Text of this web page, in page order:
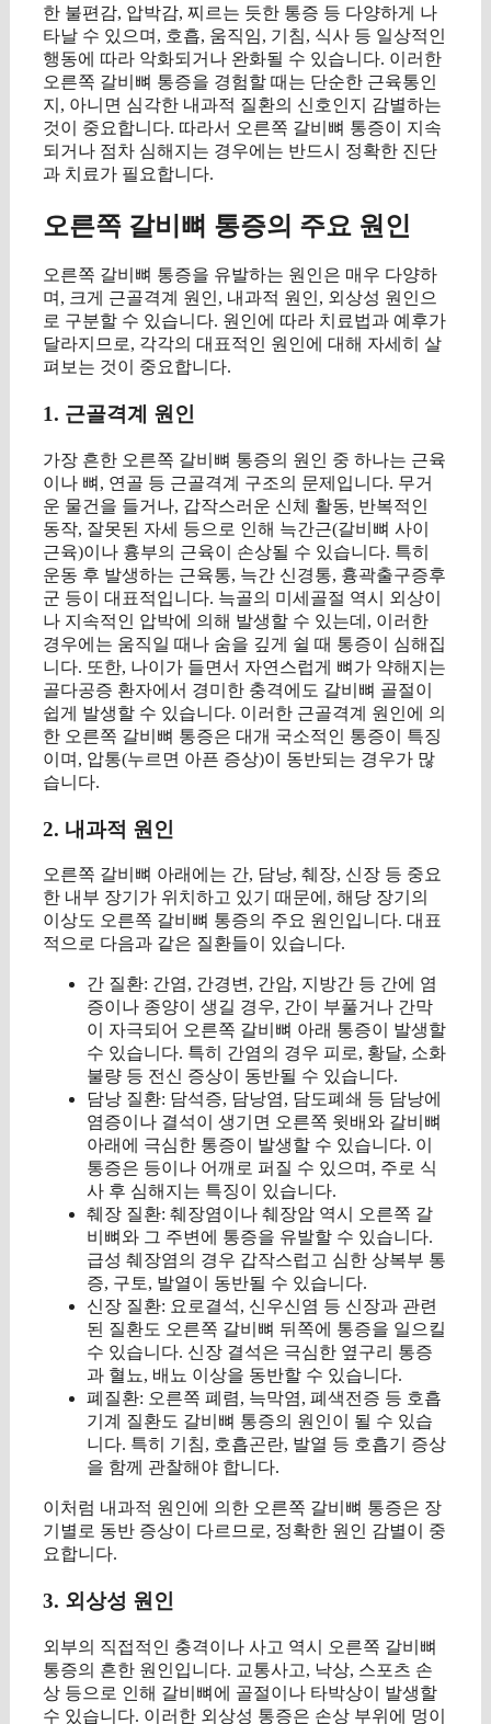
한 불편감, 압박감, 찌르는 듯한 통증 등 다양하게 나
타날 수 있으며, 호흡, 움직임, 기침, 식사 등 일상적인
행동에 따라 악화되거나 완화될 수 있습니다. 이러한
오른쪽 갈비뼈 통증을 경험할 때는 단순한 근육통인
지, 아니면 심각한 내과적 질환의 신호인지 감별하는
것이 중요합니다. 따라서 오른쪽 갈비뼈 통증이 지속
되거나 점차 심해지는 경우에는 반드시 정확한 진단
과 치료가 필요합니다.
오른쪽 갈비뼈 통증의 주요 원인
오른쪽 갈비뼈 통증을 유발하는 원인은 매우 다양하
며, 크게 근골격계 원인, 내과적 원인, 외상성 원인으
로 구분할 수 있습니다. 원인에 따라 치료법과 예후가
달라지므로, 각각의 대표적인 원인에 대해 자세히 살
펴보는 것이 중요합니다.
1. 근골격계 원인
가장 흔한 오른쪽 갈비뼈 통증의 원인 중 하나는 근육
이나 뼈, 연골 등 근골격계 구조의 문제입니다. 무거
운 물건을 들거나, 갑작스러운 신체 활동, 반복적인
동작, 잘못된 자세 등으로 인해 늑간근(갈비뼈 사이
근육)이나 흉부의 근육이 손상될 수 있습니다. 특히
운동 후 발생하는 근육통, 늑간 신경통, 흉곽출구증후
군 등이 대표적입니다. 늑골의 미세골절 역시 외상이
나 지속적인 압박에 의해 발생할 수 있는데, 이러한
경우에는 움직일 때나 숨을 깊게 쉴 때 통증이 심해집
니다. 또한, 나이가 들면서 자연스럽게 뼈가 약해지는
골다공증 환자에서 경미한 충격에도 갈비뼈 골절이
쉽게 발생할 수 있습니다. 이러한 근골격계 원인에 의
한 오른쪽 갈비뼈 통증은 대개 국소적인 통증이 특징
이며, 압통(누르면 아픈 증상)이 동반되는 경우가 많
습니다.
2. 내과적 원인
오른쪽 갈비뼈 아래에는 간, 담낭, 췌장, 신장 등 중요
한 내부 장기가 위치하고 있기 때문에, 해당 장기의
이상도 오른쪽 갈비뼈 통증의 주요 원인입니다. 대표
적으로 다음과 같은 질환들이 있습니다.
간 질환: 간염, 간경변, 간암, 지방간 등 간에 염
증이나 종양이 생길 경우, 간이 부풀거나 간막
이 자극되어 오른쪽 갈비뼈 아래 통증이 발생할
수 있습니다. 특히 간염의 경우 피로, 황달, 소화
불량 등 전신 증상이 동반될 수 있습니다.
담낭 질환: 담석증, 담낭염, 담도폐쇄 등 담낭에
염증이나 결석이 생기면 오른쪽 윗배와 갈비뼈
아래에 극심한 통증이 발생할 수 있습니다. 이
통증은 등이나 어깨로 퍼질 수 있으며, 주로 식
사 후 심해지는 특징이 있습니다.
췌장 질환: 췌장염이나 췌장암 역시 오른쪽 갈
비뼈와 그 주변에 통증을 유발할 수 있습니다.
급성 췌장염의 경우 갑작스럽고 심한 상복부 통
증, 구토, 발열이 동반될 수 있습니다.
신장 질환: 요로결석, 신우신염 등 신장과 관련
된 질환도 오른쪽 갈비뼈 뒤쪽에 통증을 일으킬
수 있습니다. 신장 결석은 극심한 옆구리 통증
과 혈뇨, 배뇨 이상을 동반할 수 있습니다.
폐질환: 오른쪽 폐렴, 늑막염, 폐색전증 등 호흡
기계 질환도 갈비뼈 통증의 원인이 될 수 있습
니다. 특히 기침, 호흡곤란, 발열 등 호흡기 증상
을 함께 관찰해야 합니다.
이처럼 내과적 원인에 의한 오른쪽 갈비뼈 통증은 장
기별로 동반 증상이 다르므로, 정확한 원인 감별이 중
요합니다.
3. 외상성 원인
외부의 직접적인 충격이나 사고 역시 오른쪽 갈비뼈
통증의 흔한 원인입니다. 교통사고, 낙상, 스포츠 손
상 등으로 인해 갈비뼈에 골절이나 타박상이 발생할
수 있습니다. 이러한 외상성 통증은 손상 부위에 멍이